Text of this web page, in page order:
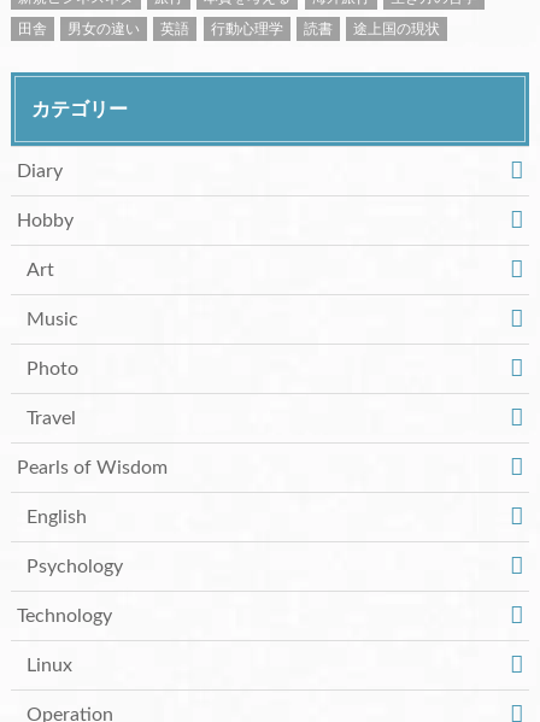
田舎 男女の違い 英語 行動心理学 読書 途上国の現状
カテゴリー
Diary
Hobby
Art
Music
Photo
Travel
Pearls of Wisdom
English
Psychology
Technology
Linux
Operation